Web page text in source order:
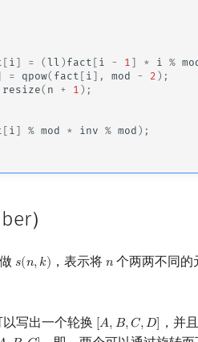
[ i ] = (ll ) fact [ i - 1 ] * i %
= qpow( fact [ i ], mod - 2 );
resize( n + 1 );
[ i ] % mod * inv % mod );
）
𝑠(𝑛,𝑘)
s(n,k) ，表示将 𝑛
n 个两两不同的
写出一个轮换 [𝐴, 𝐵,𝐶,𝐷]
[A,B,C,D] ，并